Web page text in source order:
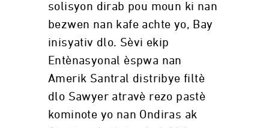
solisyon dirab pou moun ki nan
bezwen nan kafe achte yo, Bay
inisyativ dlo. Sèvi ekip
Entènasyonal èspwa nan
Amerik Santral distribye filtè
dlo Sawyer atravè rezo pastè
kominote yo nan Ondiras ak